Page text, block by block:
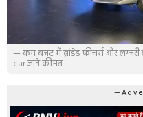
— कम बजट में ब्रांडेड फीचर्स और
car जाने कीमत